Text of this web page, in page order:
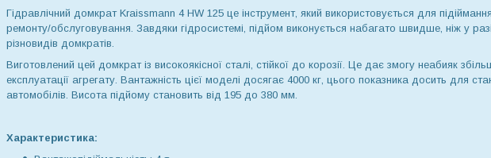
Гідравлічний домкрат Kraissmann 4 HW 125 це інструмент, який використовується для
ремонту/обслуговування. Завдяки гідросистемі, підйом виконується набагато швидше, ніж у
різновидів домкратів.
Виготовлений цей домкрат із високоякісної сталі, стійкої до корозії. Це дає змогу неабияк
експлуатації агрегату. Вантажність цієї моделі досягає 4000 кг, цього показника досить для
автомобілів. Висота підйому становить від 195 до 380 мм.
Характеристика: